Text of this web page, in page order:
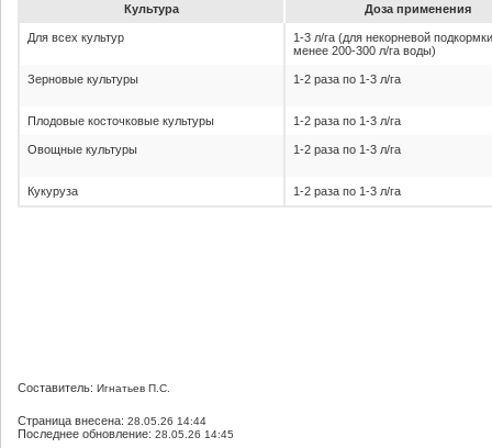
Культура До­за при­ме­не­ния
Для всех культур
1-3 л/га (для некорневой
менее 200-300 л/га воды)
Зерновые культуры 1-2 раза по 1-3 л/га
Плодовые косточковые культуры 1-2 раза по 1-3 л/га
Овощные культуры 1-2 раза по 1-3 л/га
Кукуруза 1-2 раза по 1-3 л/га
Составитель: Игнатьев П.С.
Страница внесена: 28.05.26 14:44
Последнее обновление: 28.05.26 14:45